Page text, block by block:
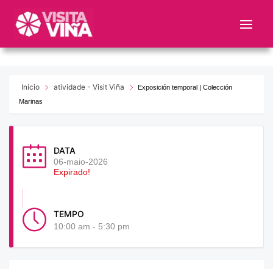
este
web
sistemaInício atividade - Visit Viña
Exposición temporal | Colección
Marinas
DATA
06-maio-2026
Expirado!
TEMPO
10:00 am - 5:30 pm